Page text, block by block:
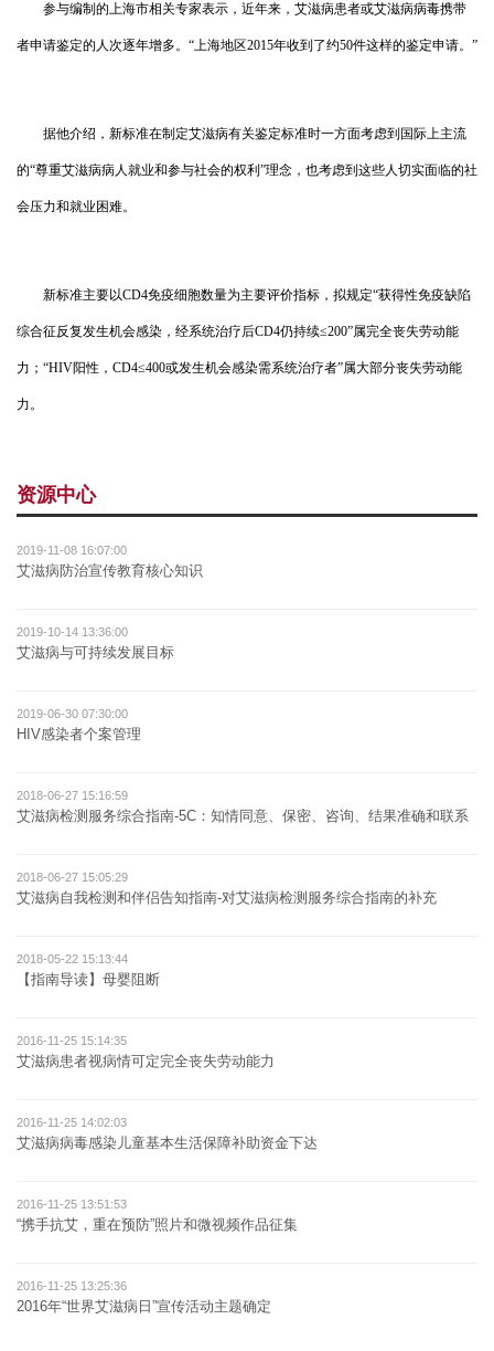
参与编制的上海市相关专家表示，近年来，艾滋病患者或艾滋病病毒携带
者申请鉴定的人次逐年增多。“上海地区2015年收到了约50件这样的鉴定申请。”
据他介绍，新标准在制定艾滋病有关鉴定标准时一方面考虑到国际上主流
的“尊重艾滋病病人就业和参与社会的权利”理念，也考虑到这些人切实面临的社
会压力和就业困难。
新标准主要以CD4免疫细胞数量为主要评价指标，拟规定“获得性免疫缺陷
综合征反复发生机会感染，经系统治疗后CD4仍持续≤200”属完全丧失劳动能
力；“HIV阳性， CD4≤400或发生机会感染需系统治疗者”属大部分丧失劳动能
力。
资源中心
2019-11-08 16:07:00
艾滋病防治宣传教育核心知识
2019-10-14 13:36:00
艾滋病与可持续发展目标
2019-06-30 07:30:00
HIV感染者个案管理
2018-06-27 15:16:59
艾滋病检测服务综合指南-5C：知情同意、保密、咨询、结果准确和联系
2018-06-27 15:05:29
艾滋病自我检测和伴侣告知指南-对艾滋病检测服务综合指南的补充
2018-05-22 15:13:44
【指南导读】母婴阻断
2016-11-25 15:14:35
艾滋病患者视病情可定完全丧失劳动能力
2016-11-25 14:02:03
艾滋病病毒感染儿童基本生活保障补助资金下达
2016-11-25 13:51:53
“携手抗艾，重在预防”照片和微视频作品征集
2016-11-25 13:25:36
2016年“世界艾滋病日”宣传活动主题确定